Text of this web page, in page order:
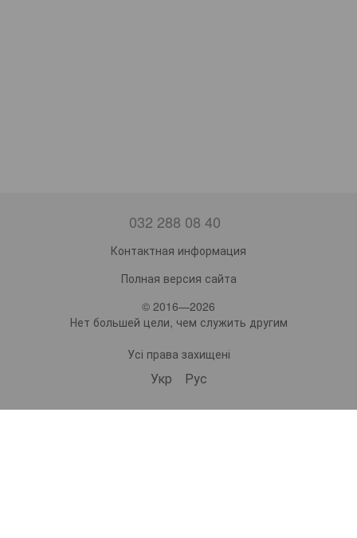
032 288 08 40
Контактная информация
Полная версия сайта
© 2016—2026
Нет большей цели, чем служить другим
Усі права захищені
Укр Рус